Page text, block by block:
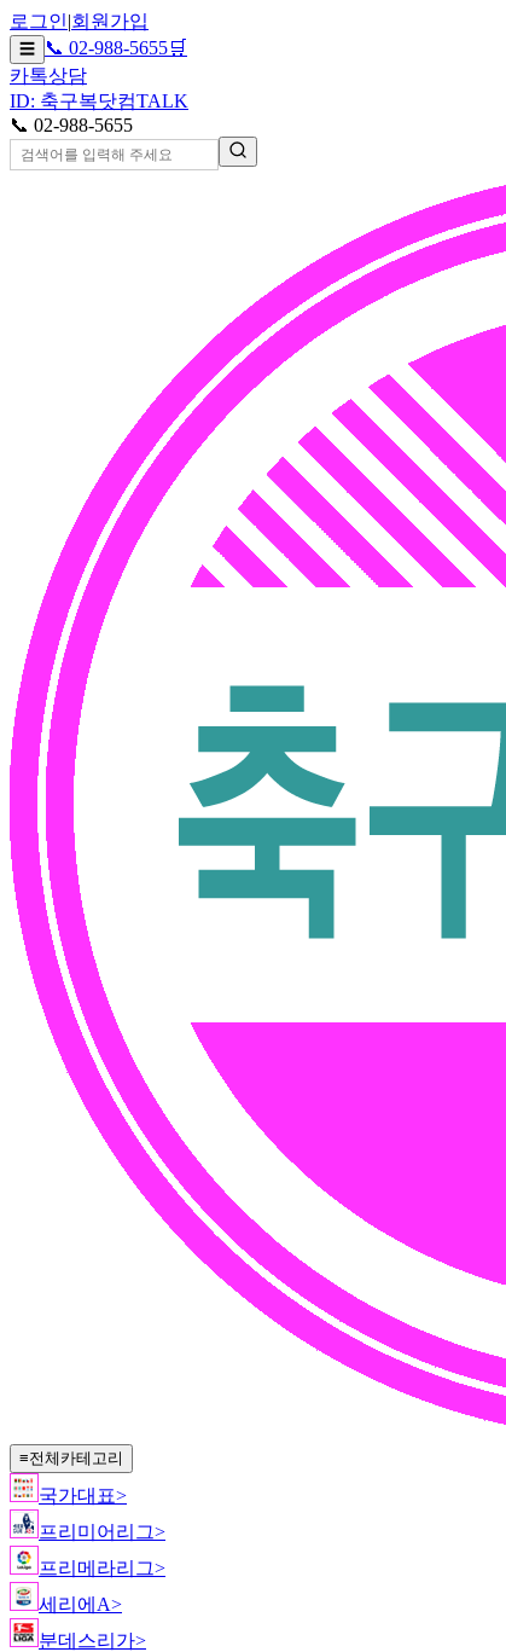
로그인|회원가입
☰ 📞 02-988-5655🛒
카톡상담
ID: 축구복닷컴TALK
📞 02-988-5655
≡전체카테고리
국가대표>
프리미어리그>
프리메라리그>
세리에A>
분데스리가>